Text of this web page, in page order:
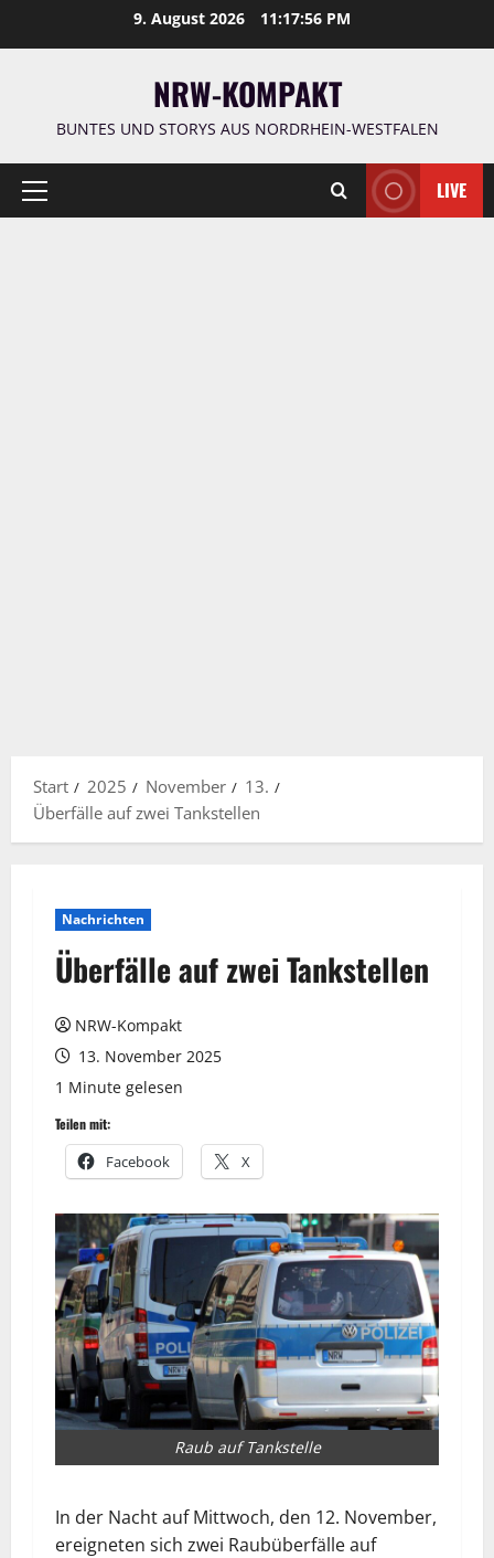
9. August 2026 11:17:57 PM
NRW-KOMPAKT
BUNTES UND STORYS AUS NORDRHEIN-WESTFALEN
Primäres
LIVE
Start 2025 November
13.
Überfälle auf zwei Tankstellen
Nachrichten
Überfälle auf zwei Tankstellen
NRW-Kompakt
13. November 2025
1 Minute gelesen
Teilen mit:
Facebook X
Raub auf Tankstelle
In der Nacht auf Mittwoch, den 12. November,
ereigneten sich zwei Raubüberfälle auf